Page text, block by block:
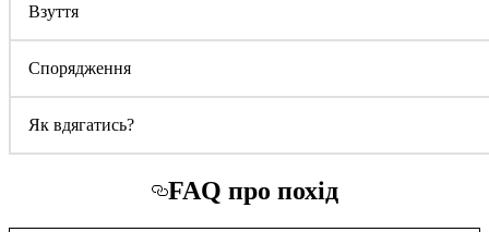
Взуття
Спорядження
Як вдягатись?
FAQ про похід